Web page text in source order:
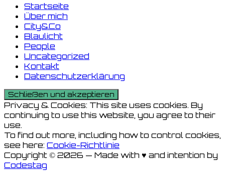
Startseite
Über mich
City&Co
Blaulicht
People
Uncategorized
Kontakt
Datenschutzerklärung
Privacy & Cookies: This site uses cookies. By
continuing to use this website, you agree to their
use.
To find out more, including how to control cookies,
see here: Cookie-Richtlinie
Copyright © 2026 — Made with ♥ and intention by
Codestag